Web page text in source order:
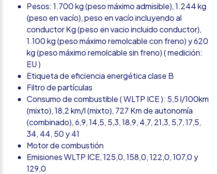
Pesos: 1.700 kg (peso máximo admisible), 1.244 kg
(peso en vacío), peso en vacío incluyendo al
conductor Kg (peso en vacio incluido conductor),
1.100 kg (peso máximo remolcable con freno) y 620
kg (peso máximo remolcable sin freno) ( medición:
EU )
Etiqueta de eficiencia energética clase B
Filtro de partículas
Consumo de combustible ( WLTP ICE ): 5,5 l/100km
(mixto), 18,2 km/l (mixto), 727 Km de autonomía
(combinado), 6,9, 14,5, 5,3, 18,9, 4,7, 21,3, 5,7, 17,5,
34, 44, 50 y 41
Motor de combustión
Emisiones WLTP ICE, 125,0, 158,0, 122,0, 107,0 y
129,0